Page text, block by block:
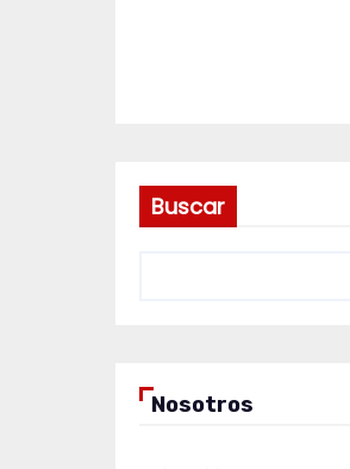
Buscar
Nosotros